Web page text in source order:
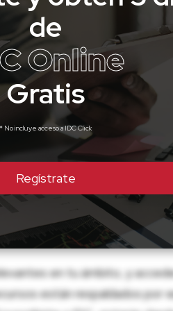
de
Online
Gratis
* No incluye acceso a IDC Click
Regístrate
en tu ámbito, y
están respaldados por